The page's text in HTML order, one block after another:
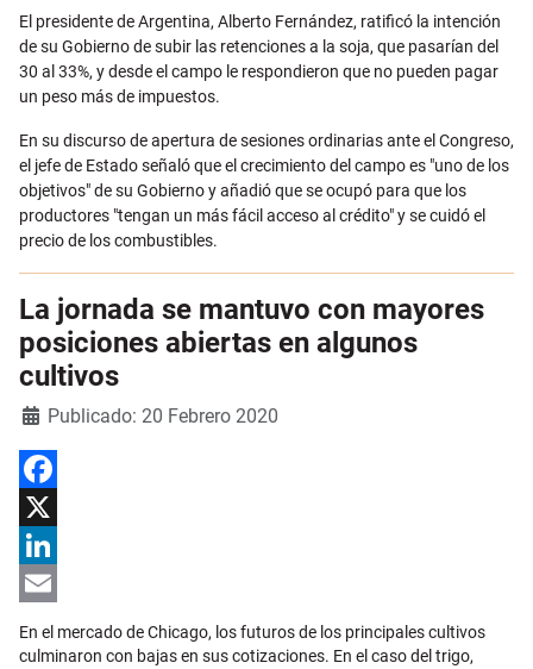
Email
El presidente de Argentina, Alberto Fernández, ratificó la intención
de su Gobierno de subir las retenciones a la soja, que pasarían del
30 al 33%, y desde el campo le respondieron que no pueden pagar
un peso más de impuestos.
En su discurso de apertura de sesiones ordinarias ante el Congreso,
el jefe de Estado señaló que el crecimiento del campo es "uno de los
objetivos" de su Gobierno y añadió que se ocupó para que los
productores "tengan un más fácil acceso al crédito" y se cuidó el
precio de los combustibles.
La jornada se mantuvo con mayores
posiciones abiertas en algunos
cultivos
DetallesPublicado: 20 Febrero 2020
Facebook
X
LinkedIn
Email
En el mercado de Chicago, los futuros de los principales cultivos
culminaron con bajas en sus cotizaciones. En el caso del trigo,